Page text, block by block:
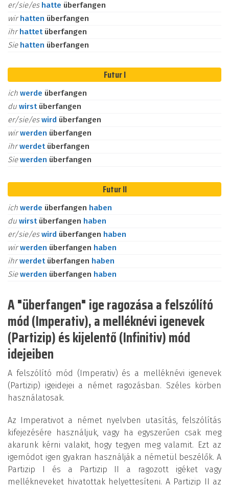
er/sie/es hatte überfangen
wirhatten überfangen
ihrhattet überfangen
Sie hatten überfangen
Futur I
ich werde überfangen
du wirst überfangen
er/sie/eswird überfangen
wirwerden überfangen
ihrwerdet überfangen
Siewerden überfangen
Futur II
ich werde überfangen haben
du wirst überfangen haben
er/sie/eswird überfangen haben
wirwerden überfangen haben
ihrwerdet überfangen haben
Siewerden überfangen haben
A "überfangen" ige ragozása a felszólító
mód (Imperativ), a melléknévi igenevek
(Partizip) és kijelentő (Infinitiv) mód
idejeiben
A felszólító mód (Imperativ) és a melléknévi igenevek
(Partizip) igeidejei a német ragozásban. Széles körben
használatosak.
Az Imperativot a német nyelvben utasítás, felszólítás
kifejezésére használjuk, vagy ha egyszerűen csak meg
akarunk kérni valakit, hogy tegyen meg valamit. Ezt az
igemódot igen gyakran használják a németül beszélők. A
Partizip I és a Partizip II a ragozott igéket vagy
mellékneveket hivatottak helyettesíteni. A Partizip II az